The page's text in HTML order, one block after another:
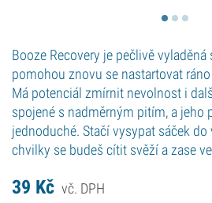
Booze Recovery je pečlivě vyladěná
pomohou znovu se nastartovat
Má potenciál zmírnit nevolnost i
spojené s nadměrným pitím, a jeho
jednoduché. Stačí vysypat sáček
chvilky se budeš cítit svěží a zase
39 Kč vč. DPH